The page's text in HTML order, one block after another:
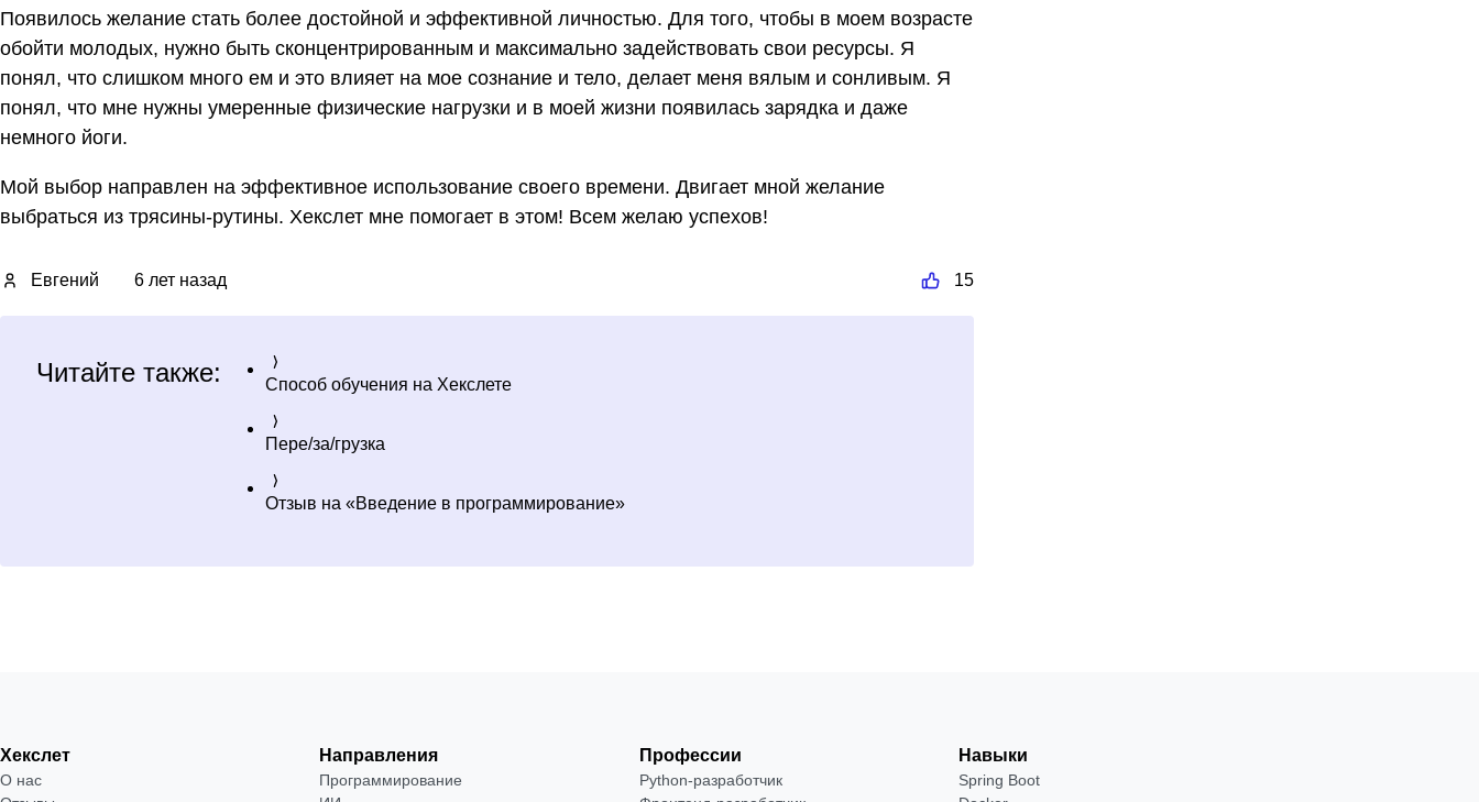
Появилось желание стать более достойной и эффективной личностью. Для того, чтобы в моем возрасте
обойти молодых, нужно быть сконцентрированным и максимально задействовать свои ресурсы. Я
понял, что слишком много ем и это влияет на мое сознание и тело, делает меня вялым и сонливым. Я
понял, что мне нужны умеренные физические нагрузки и в моей жизни появилась зарядка и даже
немного йоги.
Мой выбор направлен на эффективное использование своего времени. Двигает мной желание
выбраться из трясины-рутины. Хекслет мне помогает в этом! Всем желаю успехов!
Евгений 6 лет назад 15
Читайте также: Способ обучения на Хекслете
Пере/за/грузка
Отзыв на «Введение в программирование»
Хекслет
О нас
Направления
Программирование
Профессии
Python-разработчик
Навыки
Spring Boot